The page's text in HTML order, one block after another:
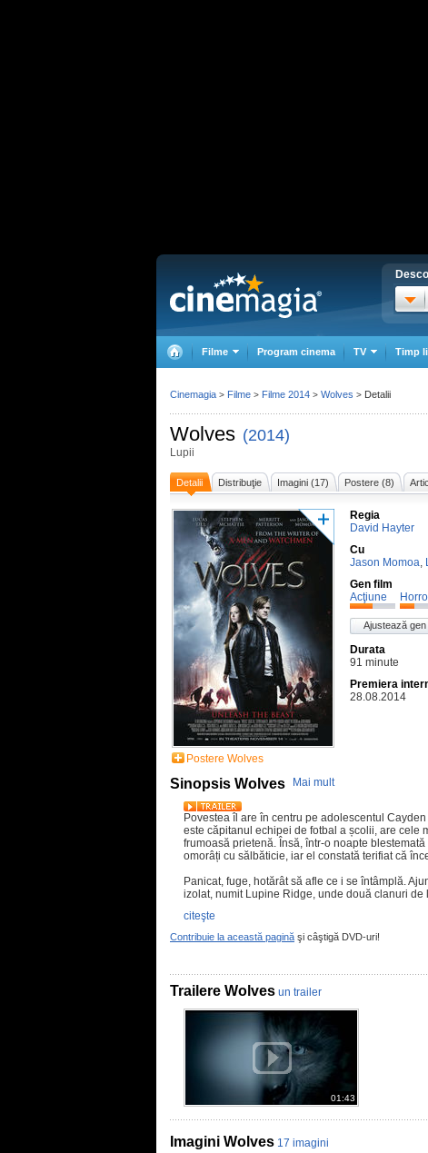
Filme Program cinema TV Timp
Wolves (2014)
Lupii
Detalii Distribuţie Imagini (17) Postere (8)
Postere Wolves
Regia
David Hayter
Cu
Jason Momoa,
Gen film
Acţiune
Ajustează gen
Durata
91 minute
Premiera
28.08.2014
Sinopsis Wolves Mai mult
Povestea îl are în centru pe adolescentul
este căpitanul echipei de fotbal a școlii, are cele
frumoasă prietenă. Însă, într-o noapte
omorâți cu sălbăticie, iar el constată terifiat că
Panicat, fuge, hotărât să afle ce i se întâmplă.
izolat, numit Lupine Ridge, unde două clanuri
citeşte
Contribuie la această pagină şi câştigă DVD-uri!
Trailere Wolves un trailer
01:43
Imagini Wolves 17 imagini
Cinemagia > Filme > Filme 2014 > Wolves > Detalii